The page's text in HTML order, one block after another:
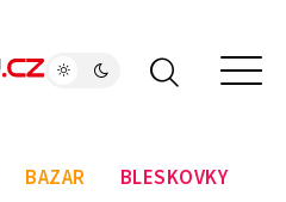
BAZAR BLESKOVKY